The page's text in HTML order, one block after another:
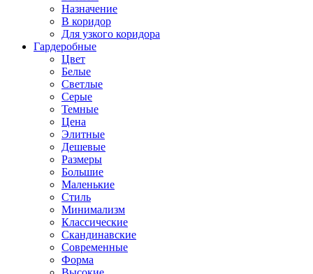
Назначение
В коридор
Для узкого коридора
Гардеробные
Цвет
Белые
Светлые
Серые
Темные
Цена
Элитные
Дешевые
Размеры
Большие
Маленькие
Стиль
Минимализм
Классические
Скандинавские
Современные
Форма